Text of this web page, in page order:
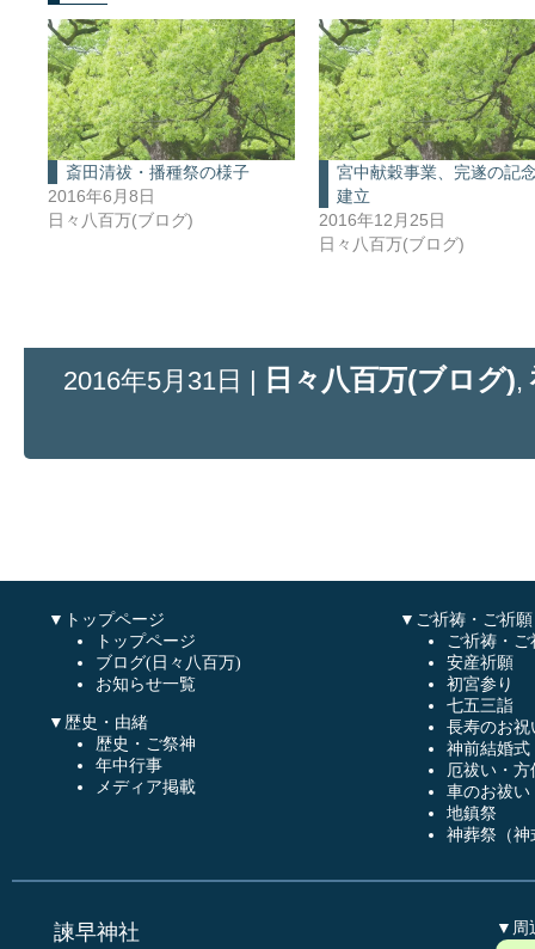
斎田清祓・播種祭の様子
2016年6月8日
日々八百万(ブログ)
宮中献穀事業、完遂の記
建立
2016年12月25日
日々八百万(ブログ)
2016年5月31日 | 日々八百万(ブログ),
▼トップページ
トップページ
ブログ(日々八百万)
お知らせ一覧
▼歴史・由緒
歴史・ご祭神
年中行事
メディア掲載
▼ご祈祷・ご祈願
ご祈祷・ご
安産祈願
初宮参り
七五三詣
長寿のお祝
神前結婚式
厄祓い・方
車のお祓い
地鎮祭
神葬祭（神
諫早神社 ▼周